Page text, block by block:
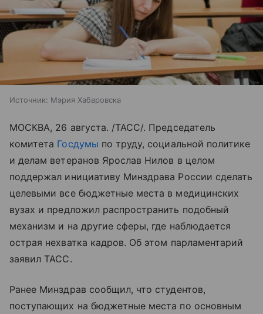
Источник: Мэрия Хабаровска
МОСКВА, 26 августа. /ТАСС/. Председатель
комитета Госдумы по труду, социальной политике
и делам ветеранов Ярослав Нилов в целом
поддержал инициативу Минздрава России сделать
целевыми все бюджетные места в медицинских
вузах и предложил распространить подобный
механизм и на другие сферы, где наблюдается
острая нехватка кадров. Об этом парламентарий
заявил ТАСС.
Ранее Минздрав сообщил, что студентов,
поступающих на бюджетные места по основным